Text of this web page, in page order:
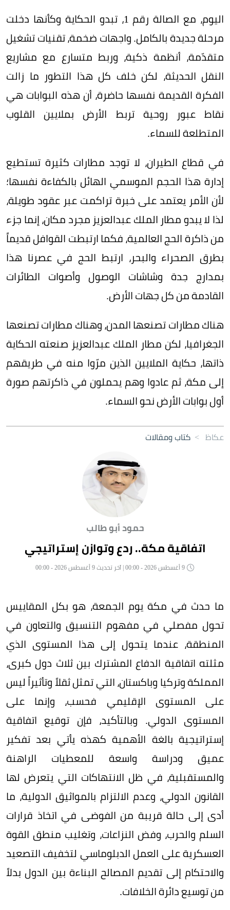
اليوم، مع الصالة رقم 1، تبدو الحكاية وكأنها دخلت
مرحلة جديدة بالكامل. واجهات ضخمة، تقنيات تشغيل
متقدّمة، أنظمة ذكية، وربط متسارع مع مشاريع
النقل الحديثة، لكن خلف كل هذا التطور ما زالت
الفكرة القديمة نفسها حاضرة، أن هذه البوابات هي
نقاط عبور روحية تربط الأرض بملايين القلوب
المتطلعة للسماء.
في قطاع الطيران، لا توجد مطارات كثيرة تستطيع
إدارة هذا الحجم الموسمي الهائل بالكفاءة نفسها؛
لأن الأمر يعتمد على خبرة تراكمت عبر عقود طويلة،
لذا لا يبدو مطار الملك عبدالعزيز مجرد مكان، إنما جزء
من ذاكرة الحج العالمية، فكما ارتبطت القوافل قديماً
بطرق الصحراء والبحر، ارتبط الحج في عصرنا هذا
بمدارج جدة وشاشات الوصول وأصوات الطائرات
القادمة من كل جهات الأرض.
هناك مطارات تصنعها المدن، وهناك مطارات تصنعها
الجغرافيا، لكن مطار الملك عبدالعزيز صنعته الحكاية
ذاتها، حكاية الملايين الذين مرّوا منه في طريقهم
إلى مكة، ثم عادوا وهم يحملون في ذاكرتهم صورة
أول بوابات الأرض نحو السماء.
عكاظ > كتاب ومقالات
حمود أبو طالب
اتفاقية مكة.. ردع وتوازن إستراتيجي
ما حدث في مكة يوم الجمعة، هو بكل المقاييس
تحول مفصلي في مفهوم التنسيق والتعاون في
المنطقة، عندما يتحول إلى هذا المستوى الذي
مثلته اتفاقية الدفاع المشترك بين ثلاث دول كبرى،
المملكة وتركيا وباكستان، التي تمثل ثقلاً وتأثيراً ليس
على المستوى الإقليمي فحسب، وإنما على
المستوى الدولي. وبالتأكيد، فإن توقيع اتفاقية
إستراتيجية بالغة الأهمية كهذه يأتي بعد تفكير
عميق ودراسة واسعة للمعطيات الراهنة
والمستقبلية، في ظل الانتهاكات التي يتعرض لها
القانون الدولي، وعدم الالتزام بالمواثيق الدولية، ما
أدى إلى حالة قريبة من الفوضى في اتخاذ قرارات
السلم والحرب، وفض النزاعات، وتغليب منطق القوة
العسكرية على العمل الدبلوماسي لتخفيف التصعيد
والاحتكام إلى تقديم المصالح البناءة بين الدول بدلاً
من توسيع دائرة الخلافات.